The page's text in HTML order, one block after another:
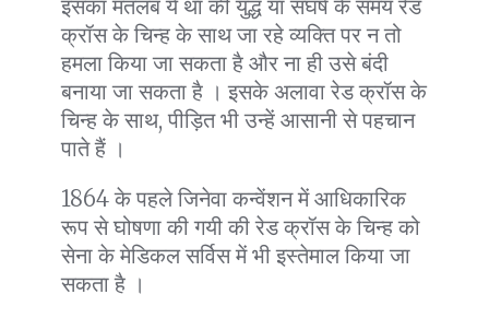
इसका मतलब ये था की युद्ध या संघर्ष के समय रेड
क्रॉस के चिन्ह के साथ जा रहे व्यक्ति पर न तो
हमला किया जा सकता है और ना ही उसे बंदी
बनाया जा सकता है । इसके अलावा रेड क्रॉस के
चिन्ह के साथ, पीड़ित भी उन्हें आसानी से पहचान
पाते हैं ।
1864 के पहले जिनेवा कन्वेंशन में आधिकारिक
रूप से घोषणा की गयी की रेड क्रॉस के चिन्ह को
सेना के मेडिकल सर्विस में भी इस्तेमाल किया जा
सकता है ।